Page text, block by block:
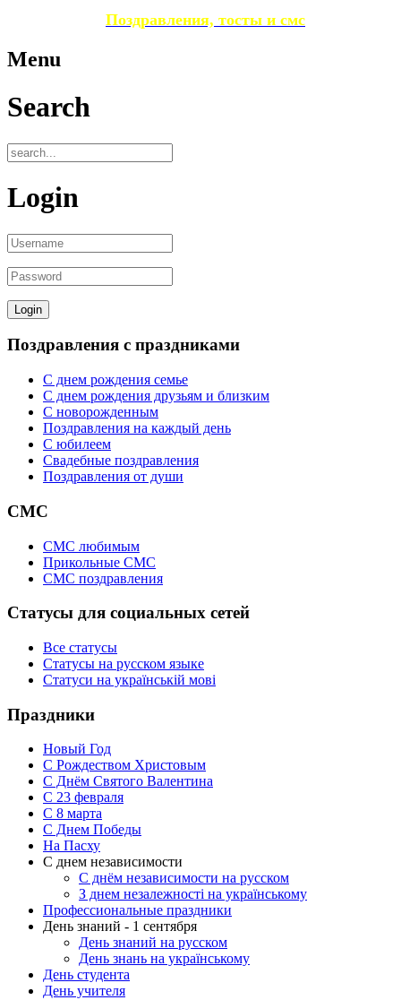
Поздравления, тосты и смс
Menu
Search
Login
Поздравления с праздниками
С днем рождения семье
С днем рождения друзьям и близким
C новорожденным
Поздравления на каждый день
С юбилеем
Свадебные поздравления
Поздравления от души
СМС
СМС любимым
Прикольные СМС
СМС поздравления
Статусы для социальных сетей
Все статусы
Статусы на русском языке
Статуси на українській мові
Праздники
Новый Год
С Рождеством Христовым
С Днём Святого Валентина
С 23 февраля
C 8 марта
С Днем Победы
На Пасху
С днем независимости
С днём независимости на русском
З днем незалежності на українському
Профессиональные праздники
День знаний - 1 сентября
День знаний на русском
День знань на українському
День студента
День учителя